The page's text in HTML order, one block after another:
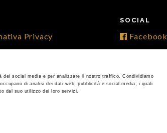
social media e per analizzare il nostro traffico. Condividiamo
di analisi dei dati web, pubblicità e social media, i quali
dal suo utilizzo dei loro servizi.
Privacy
contattaci
SOCIAL
Facebook